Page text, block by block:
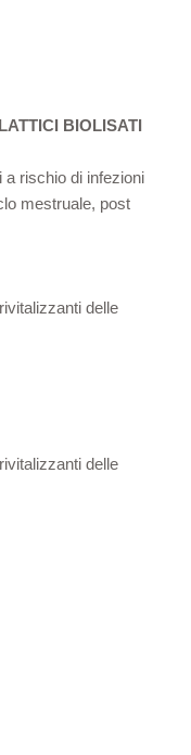
BIOLISATI
a rischio di infezioni
mestruale, post
delle
delle